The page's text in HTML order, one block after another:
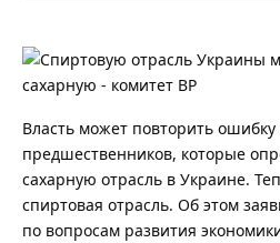
Власть может повторить ошибку
предшественников, которые
сахарную отрасль в Украине.
спиртовая отрасль. Об этом
по вопросам развития